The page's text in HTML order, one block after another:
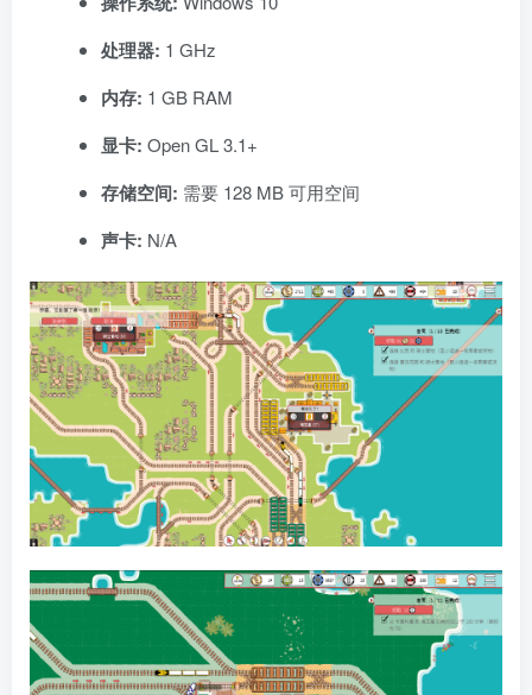
处理器: 1 GHz
内存: 1 GB RAM
显卡: Open GL 3.1+
存储空间: 需要 128 MB 可用空间
声卡: N/A